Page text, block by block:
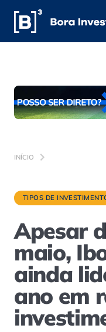
INÍCIO
TIPOS DE
Apesar
maio,
ainda
ano em